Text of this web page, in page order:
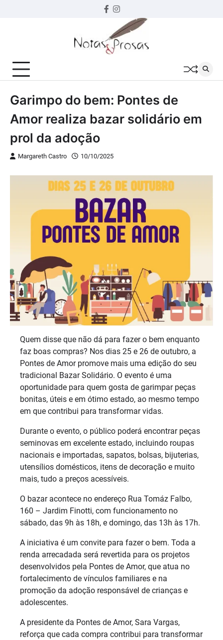
Facebook
instagram
Garimpo do bem: Pontes de
Amor realiza bazar solidário em
prol da adoção
Margareth Castro 10/10/2025
Quem disse que não dá para fazer o bem enquanto
faz boas compras? Nos dias 25 e 26 de outubro, a
Pontes de Amor promove mais uma edição do seu
tradicional Bazar Solidário. O evento é uma
oportunidade para quem gosta de garimpar peças
bonitas, úteis e em ótimo estado, ao mesmo tempo
em que contribui para transformar vidas.
Durante o evento, o público poderá encontrar peças
seminovas em excelente estado, incluindo roupas
nacionais e importadas, sapatos, bolsas, bijuterias,
utensílios domésticos, itens de decoração e muito
mais, tudo a preços acessíveis.
O bazar acontece no endereço Rua Tomáz Falbo,
160 – Jardim Finotti, com funcionamento no
sábado, das 9h às 18h, e domingo, das 13h às 17h.
A iniciativa é um convite para fazer o bem. Toda a
renda arrecadada será revertida para os projetos
desenvolvidos pela Pontes de Amor, que atua no
fortalecimento de vínculos familiares e na
promoção da adoção responsável de crianças e
adolescentes.
A presidente da Pontes de Amor, Sara Vargas,
reforça que cada compra contribui para transformar